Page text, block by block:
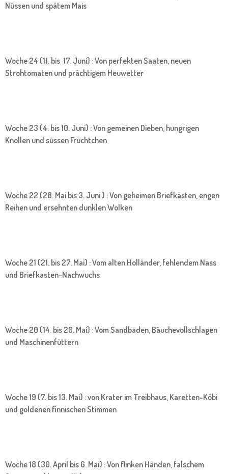
Nüssen und spätem Mais
Woche 24 (11. bis 17. Juni) : Von perfekten Saaten, neuen
Strohtomaten und prächtigem Heuwetter
Woche 23 (4. bis 10. Juni) : Von gemeinen Dieben, hungrigen
Knollen und süssen Früchtchen
Woche 22 (28. Mai bis 3. Juni ) : Von geheimen Briefkästen, engen
Reihen und ersehnten dunklen Wolken
Woche 21 (21. bis 27. Mai) : Vom alten Holländer, fehlendem Nass
und Briefkasten-Nachwuchs
Woche 20 (14. bis 20. Mai) : Vom Sandbaden, Bäuchevollschlagen
und Maschinenfüttern
Woche 19 (7. bis 13. Mai) : von Krater im Treibhaus, Karetten-Köbi
und goldenen finnischen Stimmen
Woche 18 (30. April bis 6. Mai) : Von flinken Händen, falschem